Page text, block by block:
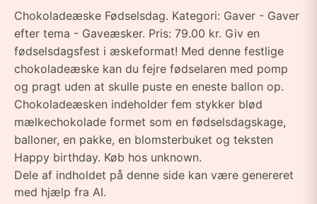
Chokoladeæske Fødselsdag. Kategori: Gaver - Gaver
efter tema - Gaveæsker. Pris: 79.00 kr. Giv en
fødselsdagsfest i æskeformat! Med denne festlige
chokoladeæske kan du fejre fødselaren med pomp
og pragt uden at skulle puste en eneste ballon op.
Chokoladeæsken indeholder fem stykker blød
mælkechokolade formet som en fødselsdagskage,
balloner, en pakke, en blomsterbuket og teksten
Happy birthday. Køb hos unknown.
Dele af indholdet på denne side kan være genereret
med hjælp fra AI.